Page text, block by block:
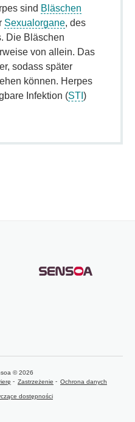
sind Bläschen
Sexualorgane, des
Die Bläschen
von allein. Das
sodass später
können. Herpes
Infektion (STI )
© 2026
Zastrzeżenie Ochrona danych
dostępności